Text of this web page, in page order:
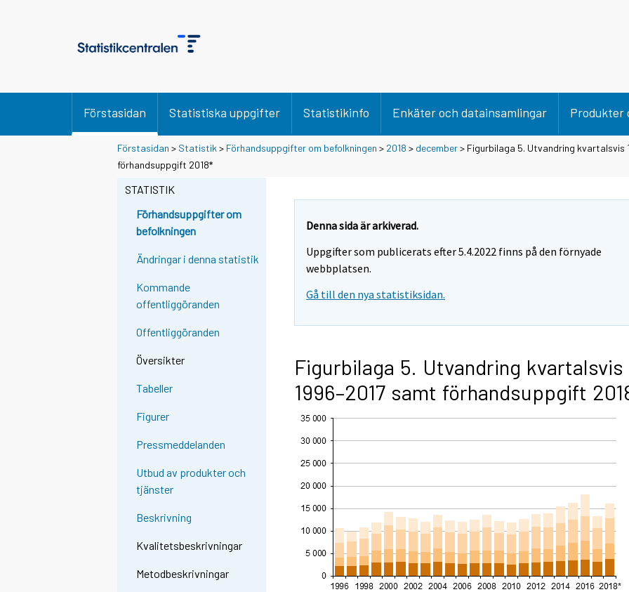
Förstasidan Statistiska uppgifter Statistikinfo Enkäter och datainsamlingar Produkter
Förstasidan > Statistik > Förhandsuppgifter om befolkningen > 2018 > december> Figurbilaga 5. Utvandring kvartalsvis
förhandsuppgift 2018*
STATISTIK
Förhandsuppgifter om
befolkningen
Ändringar i denna statistik
Kommande
offentliggöranden
Offentliggöranden
Översikter
Tabeller
Figurer
Pressmeddelanden
Utbud av produkter och
tjänster
Beskrivning
Kvalitetsbeskrivningar
Metodbeskrivningar
Denna sida är arkiverad.
Uppgifter som publicerats efter 5.4.2022 finns på den förnyade
webbplatsen.
Gå till den nya statistiksidan.
Figurbilaga 5. Utvandring kvartalsvis
1996–2017 samt förhandsuppgift